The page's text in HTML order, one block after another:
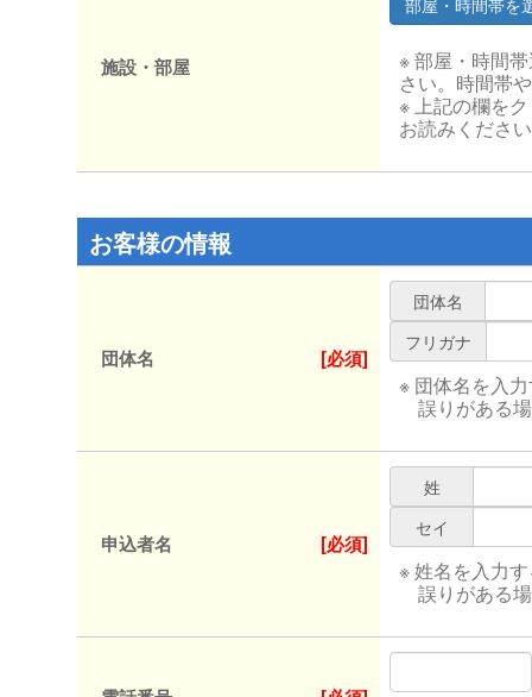
施設・部屋
※ 部屋・時間
さい。時間帯
※ 上記の欄を
お読みくださ
お客様の情報
団体名 [必須]
団体名
フリガナ
※ 団体名を入
誤りがある
申込者名 [必須]
姓
セイ
※ 姓名を入力
誤りがある